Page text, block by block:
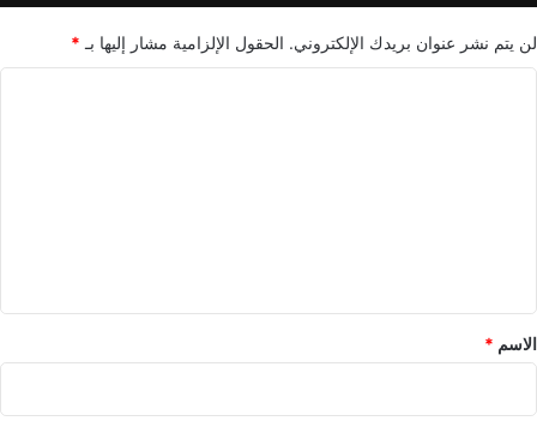
لن يتم نشر عنوان بريدك الإلكتروني. الحقول الإلزامية مشار إليها بـ *
*
الاسم *